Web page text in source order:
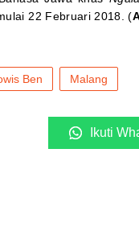
22 Februari 2018. (
Ben Malang
Ikuti